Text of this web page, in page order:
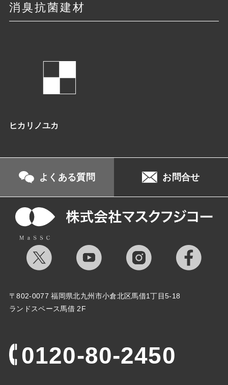
消臭抗菌建材
ヒカリノユカ
よくある質問 お問合せ
〒802-0077 福岡県北九州市小倉北区馬借1丁目5-18
ランドスペース馬借 2F
0120-80-2450